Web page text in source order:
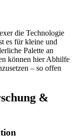
die Technologie
es für kleine und
Palette an
können hier Abhilfe
– so offen
&